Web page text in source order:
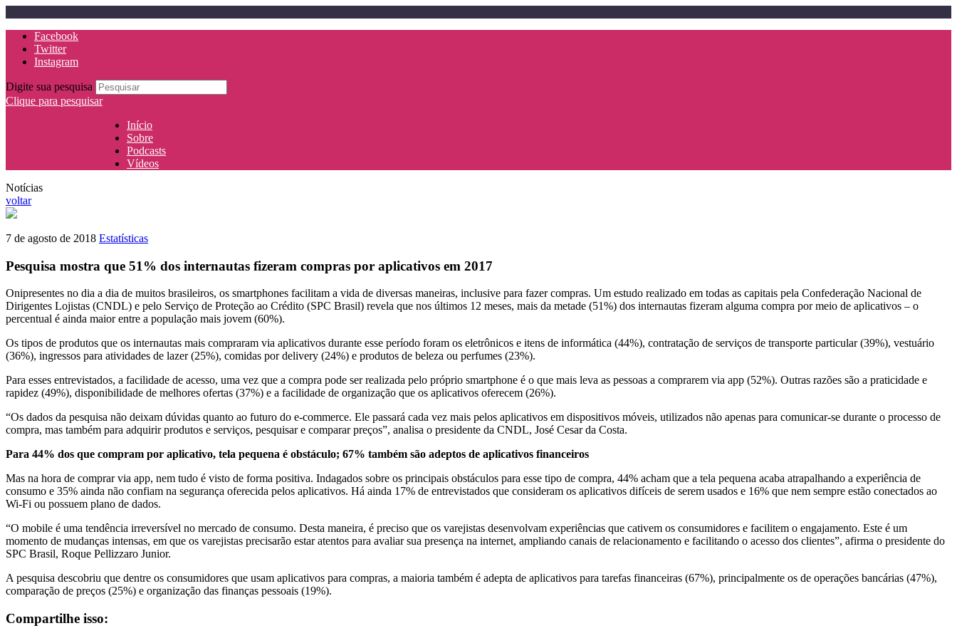
Facebook
Twitter
Instagram
Digite sua pesquisa
Clique para pesquisar
Início
Sobre
Podcasts
Vídeos
Notícias
voltar
7 de agosto de 2018 Estatísticas
Pesquisa mostra que 51% dos internautas fizeram compras por aplicativos em 2017
Onipresentes no dia a dia de muitos brasileiros, os smartphones facilitam a vida de diversas maneiras, inclusive para fazer compras. Um estudo realizado em todas as capitais pela Confederação Nacional de
Dirigentes Lojistas (CNDL) e pelo Serviço de Proteção ao Crédito (SPC Brasil) revela que nos últimos 12 meses, mais da metade (51%) dos internautas fizeram alguma compra por meio de aplicativos – o
percentual é ainda maior entre a população mais jovem (60%).
Os tipos de produtos que os internautas mais compraram via aplicativos durante esse período foram os eletrônicos e itens de informática (44%), contratação de serviços de transporte particular (39%), vestuário
(36%), ingressos para atividades de lazer (25%), comidas por delivery (24%) e produtos de beleza ou perfumes (23%).
Para esses entrevistados, a facilidade de acesso, uma vez que a compra pode ser realizada pelo próprio smartphone é o que mais leva as pessoas a comprarem via app (52%). Outras razões são a praticidade e
rapidez (49%), disponibilidade de melhores ofertas (37%) e a facilidade de organização que os aplicativos oferecem (26%).
“Os dados da pesquisa não deixam dúvidas quanto ao futuro do e-commerce. Ele passará cada vez mais pelos aplicativos em dispositivos móveis, utilizados não apenas para comunicar-se durante o processo de
compra, mas também para adquirir produtos e serviços, pesquisar e comparar preços”, analisa o presidente da CNDL, José Cesar da Costa.
Para 44% dos que compram por aplicativo, tela pequena é obstáculo; 67% também são adeptos de aplicativos financeiros
Mas na hora de comprar via app, nem tudo é visto de forma positiva. Indagados sobre os principais obstáculos para esse tipo de compra, 44% acham que a tela pequena acaba atrapalhando a experiência de
consumo e 35% ainda não confiam na segurança oferecida pelos aplicativos. Há ainda 17% de entrevistados que consideram os aplicativos difíceis de serem usados e 16% que nem sempre estão conectados ao
Wi-Fi ou possuem plano de dados.
“O mobile é uma tendência irreversível no mercado de consumo. Desta maneira, é preciso que os varejistas desenvolvam experiências que cativem os consumidores e facilitem o engajamento. Este é um
momento de mudanças intensas, em que os varejistas precisarão estar atentos para avaliar sua presença na internet, ampliando canais de relacionamento e facilitando o acesso dos clientes”, afirma o presidente do
SPC Brasil, Roque Pellizzaro Junior.
A pesquisa descobriu que dentre os consumidores que usam aplicativos para compras, a maioria também é adepta de aplicativos para tarefas financeiras (67%), principalmente os de operações bancárias (47%),
comparação de preços (25%) e organização das finanças pessoais (19%).
Compartilhe isso: